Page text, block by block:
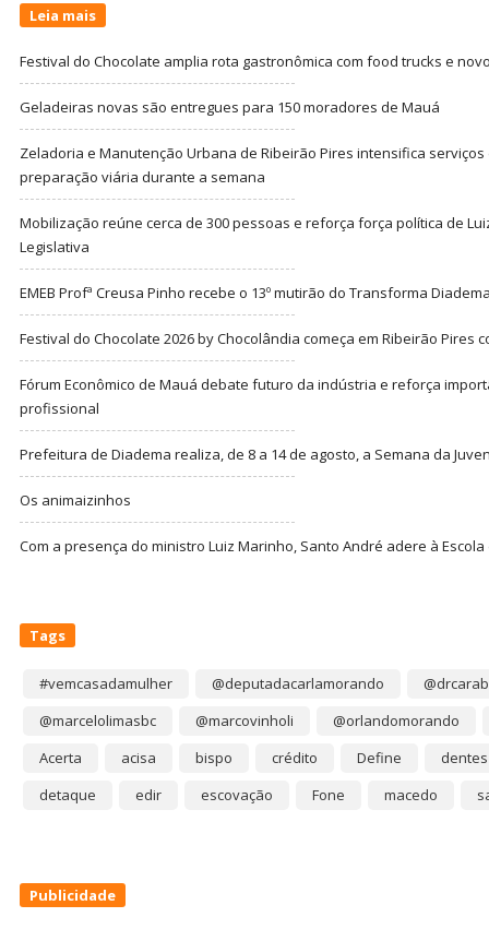
Leia mais
Festival do Chocolate amplia rota gastronômica com food trucks e
Geladeiras novas são entregues para 150 moradores de Mauá
Zeladoria e Manutenção Urbana de Ribeirão Pires intensifica
preparação viária durante a semana
Mobilização reúne cerca de 300 pessoas e reforça força política de
Legislativa
EMEB Profª Creusa Pinho recebe o 13º mutirão do Transforma
Festival do Chocolate 2026 by Chocolândia começa em Ribeirão Pires
Fórum Econômico de Mauá debate futuro da indústria e reforça
profissional
Prefeitura de Diadema realiza, de 8 a 14 de agosto, a Semana da
Os animaizinhos
Com a presença do ministro Luiz Marinho, Santo André adere à
Tags
#vemcasadamulher @deputadacarlamorando
@marcelolimasbc
@marcovinholi
@orlandomorando
Acerta
acisa bispo crédito Define
dentes
detaque
edir escovação Fone macedo
Publicidade